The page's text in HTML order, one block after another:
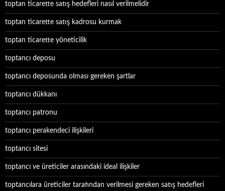
toptan ticarette satış hedefleri nasıl verilmelidir
toptan ticarette satış kadrosu kurmak
toptan ticarette yöneticilik
toptancı deposu
toptancı deposunda olması gereken şartlar
toptancı dükkanı
toptancı patronu
toptancı perakendeci ilişkileri
toptancı sitesi
toptancı ve üreticiler arasındaki ideal ilişkiler
toptancılara üreticiler tarafından verilmesi gereken satış hedefleri